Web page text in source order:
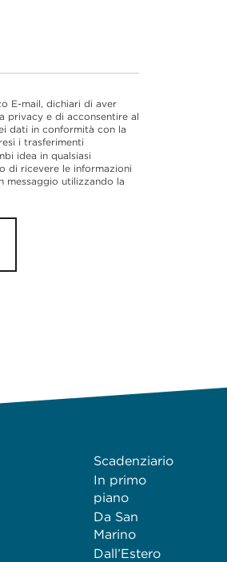
E-mail, dichiari di aver
privacy e di acconsentire al
dati in conformità con la
i trasferimenti
idea in qualsiasi
di ricevere le informazioni
messaggio utilizzando la
Scadenziario
In primo
piano
Da San
Marino
Dall’Estero